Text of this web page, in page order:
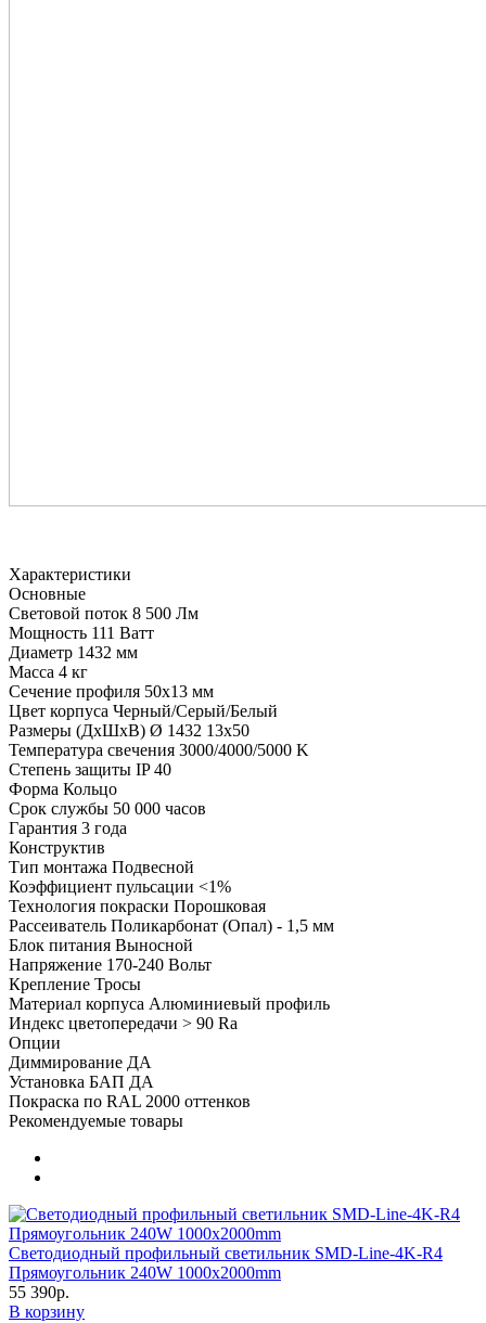
Характеристики
Основные
Световой поток 8 500 Лм
Мощность 111 Ватт
Диаметр 1432 мм
Масса 4 кг
Сечение профиля 50х13 мм
Цвет корпуса Черный/Серый/Белый
Размеры (ДхШхВ) Ø 1432 13х50
Температура свечения 3000/4000/5000 K
Степень защиты IP 40
Форма Кольцо
Срок службы 50 000 часов
Гарантия 3 года
Конструктив
Тип монтажа Подвесной
Коэффициент пульсации <1%
Технология покраски Порошковая
Рассеиватель Поликарбонат (Опал) - 1,5 мм
Блок питания Выносной
Напряжение 170-240 Вольт
Крепление Тросы
Материал корпуса Алюминиевый профиль
Индекс цветопередачи > 90 Ra
Опции
Диммирование ДА
Установка БАП ДА
Покраска по RAL 2000 оттенков
Рекомендуемые товары
Светодиодный профильный светильник SMD-Line-4K-R4
Прямоугольник 240W 1000х2000mm
55 390р.
В корзину